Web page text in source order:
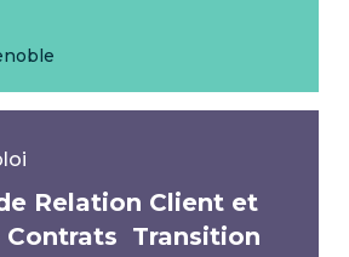
Relation Client et
 Transition